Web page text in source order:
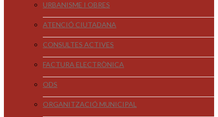
URBANISME I OBRES
ATENCIÓ CIUTADANA
CONSULTES ACTIVES
FACTURA ELECTRÒNICA
ODS
ORGANITZACIÓ MUNICIPAL